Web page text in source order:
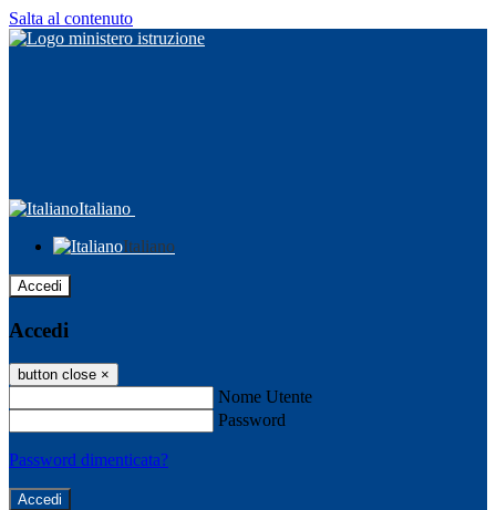
Salta al contenuto
Italiano
Italiano
Accedi
Accedi
button close ×
Nome Utente
Password
Password dimenticata?